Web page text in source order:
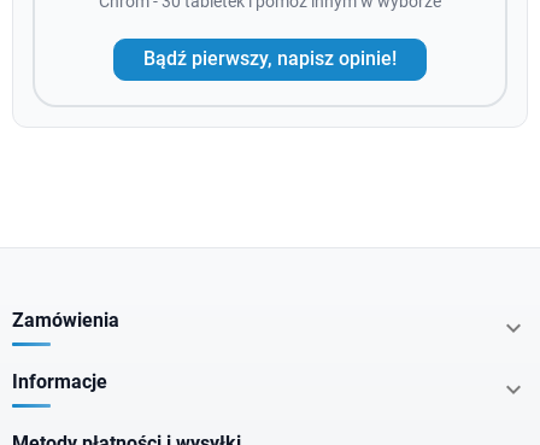
Bądź pierwszy, napisz opinie!
Zamówienia 
Informacje 